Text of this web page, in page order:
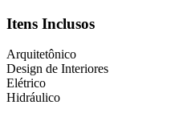
Itens Inclusos
Arquitetônico
Design de Interiores
Elétrico
Hidráulico